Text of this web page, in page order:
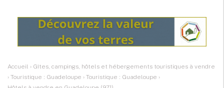
Accueil › Gîtes, campings, hôtels et hébergements touristiques à vendre
› Touristique : Guadeloupe › Touristique : Guadeloupe ›